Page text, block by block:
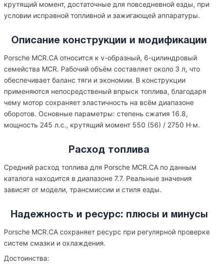
крутящий момент, достаточные для повседневной езды, при
условии исправной топливной и зажигающей аппаратуры.
Описание конструкции и модификации
Porsche MCR.CA относится к v-образный, 6-цилиндровый
семейства MCR. Рабочий объём составляет около 3 л, что
обеспечивает баланс тяги и экономии. В конструкции
применяются непосредственый впрыск топлива, благодаря
чему мотор сохраняет эластичность на всём диапазоне
оборотов. Основные параметры: степень сжатия 16.8,
мощность 245 л.с., крутящий момент 550 (56) / 2750 Н·м.
Расход топлива
Средний расход топлива для Porsche MCR.CA по данным
каталога находится в диапазоне 7.7. Реальные значения
зависят от модели, трансмиссии и стиля езды.
Надежность и ресурс: плюсы и минусы
Porsche MCR.CA сохраняет ресурс при регулярной проверке
систем смазки и охлаждения.
Достоинства: